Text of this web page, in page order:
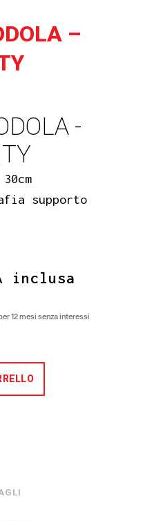
–
-
supporto
inclusa
12 mesi senza interessi